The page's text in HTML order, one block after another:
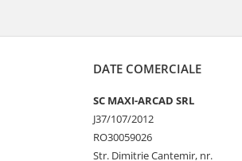
DATE COMERCIALE
SC MAXI-ARCAD SRL
J37/107/2012
RO30059026
Str. Dimitrie Cantemir, nr.